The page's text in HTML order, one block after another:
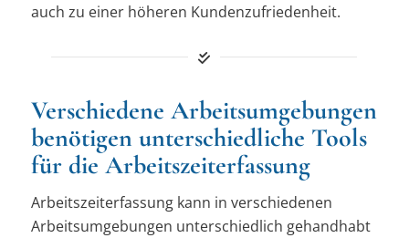
auch zu einer höheren Kundenzufriedenheit.
Verschiedene Arbeitsumgebungen
benötigen unterschiedliche Tools
für die Arbeitszeiterfassung
Arbeitszeiterfassung kann in verschiedenen
Arbeitsumgebungen unterschiedlich gehandhabt